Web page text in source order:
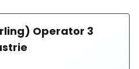
Operator 3